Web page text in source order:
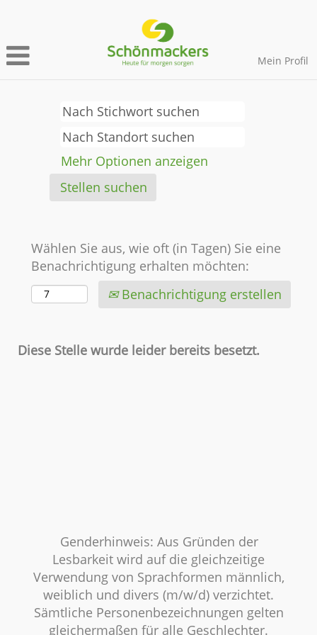
Mein Profil
Mehr Optionen anzeigen
Wählen Sie aus, wie oft (in Tagen) Sie eine
Benachrichtigung erhalten möchten:
Benachrichtigung erstellen
Diese Stelle wurde leider bereits besetzt.
Genderhinweis: Aus Gründen der
Lesbarkeit wird auf die gleichzeitige
Verwendung von Sprachformen männlich,
weiblich und divers (m/w/d) verzichtet.
Sämtliche Personenbezeichnungen gelten
gleichermaßen für alle Geschlechter.